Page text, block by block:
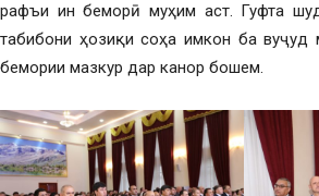
рафъи ин беморӣ муҳим аст. Гуфта
табибони ҳозиқи соҳа имкон ба вуҷуд
бемории мазкур дар канор бошем.